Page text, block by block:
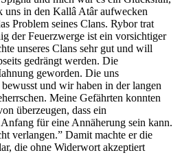
uns in den Kallâ Atâr aufwecken
Problem seines Clans. Rybor trat
der Feuerzwerge ist ein vorsichtiger
unseres Clans sehr gut und will
gedrängt werden. Die
geworden. Die uns
und wir haben in der langen
Meine Gefährten konnten
überzeugen, dass ein
für eine Annäherung sein kann.
verlangen.” Damit machte er die
die ohne Widerwort akzeptiert